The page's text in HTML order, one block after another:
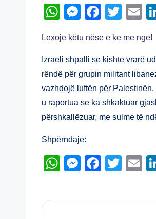
W
at
s
A
p
p
M
ss
e
n
g
er
F
c
e
b
o
o
T
tt
er
E
ail
Lexoje këtu nëse e ke me nge!
Izraeli shpalli se kishte vrarë
rëndë për grupin militant
vazhdojë luftën për
u raportua se ka shkaktuar
përshkallëzuar, me sulme të
Shpërndaje:
W
at
M
ss
F
c
T
tt
E